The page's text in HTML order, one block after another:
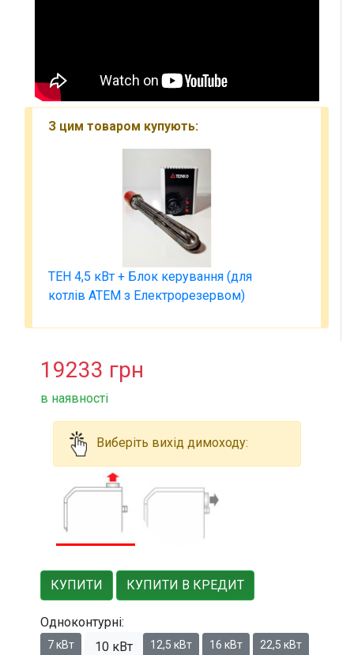
З цим товаром купують:
ТЕН 4,5 кВт + Блок керування (для
котлів АТЕМ з Електрорезервом)
19233 грн
в наявності
Виберіть вихід димоходу:
КУПИТИ КУПИТИ В КРЕДИТ
Одноконтурні:
7 кВт 10 кВт 12,5 кВт 16 кВт 22,5 кВт